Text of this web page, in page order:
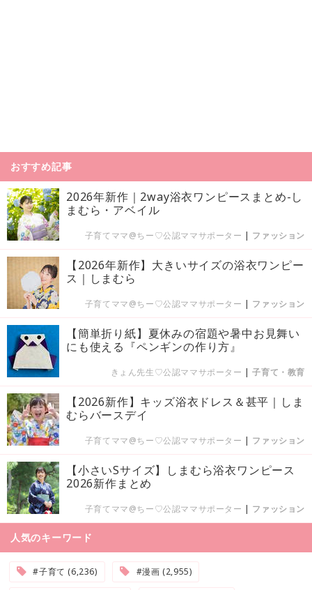
おすすめ記事
2026年新作｜2way浴衣ワンピースまとめ-し
まむら・アベイル
子育てママ@ちー♡公認ママサポーター | ファッション
【2026年新作】大きいサイズの浴衣ワンピー
ス｜しまむら
子育てママ@ちー♡公認ママサポーター | ファッション
【簡単折り紙】夏休みの宿題や暑中お見舞い
にも使える『ペンギンの作り方』
きょん先生♡公認ママサポーター |子育て・教育
【2026新作】キッズ浴衣ドレス＆甚平｜しま
むらバースデイ
子育てママ@ちー♡公認ママサポーター | ファッション
【小さいSサイズ】しまむら浴衣ワンピース
2026新作まとめ
子育てママ@ちー♡公認ママサポーター | ファッション
人気のキーワード
#子育て (6,236) #漫画 (2,955)